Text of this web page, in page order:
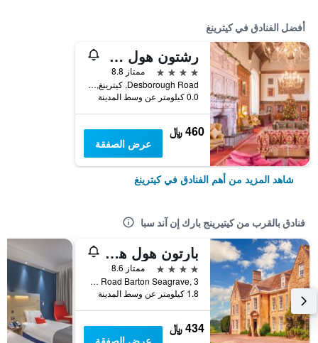
أفضل الفنادق في كيترينغ
رشتون هول هوتل آند سبا
4 نجوم
ممتاز 8.8
Desborough Road, كيترينغ, المملكة المتحدة
0.0 كيلومتر عن وسط المدينة
460 ﷼
عرض الصفقة
شاهد المزيد من أهم الفنادق في كيترينغ
فنادق بالقرب من كيتيرينج بارك إن آند سبا
بارتون هول هوتل آند سبا
4 نجوم
ممتاز 8.6
Barton Road Barton Seagrave, 3, كيترينغ, المملكة المتحدة
1.8 كيلومتر عن وسط المدينة
434 ﷼
عرض الصفقة